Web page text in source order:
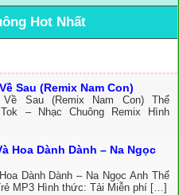
Hot Nhất
Sau (Remix Nam Con)
Về Sau (Remix Nam Con) Thể
– Nhạc Chuông Remix Hình
Hoa Dành Dành – Na Ngọc
Dành Dành – Na Ngọc Anh Thể
MP3 Hình thức: Tải Miễn phí […]